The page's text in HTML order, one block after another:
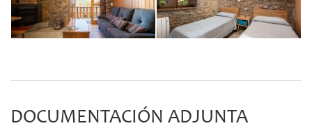
DOCUMENTACIÓN ADJUNTA